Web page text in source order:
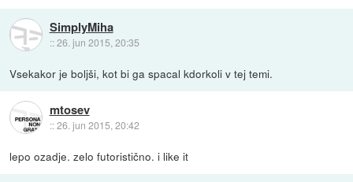
SimplyMiha
::26. jun 2015, 20:35
Vsekakor je boljši, kot bi ga spacal kdorkoli v tej temi.
mtosev
::26. jun 2015, 20:42
lepo ozadje. zelo futoristično. i like it